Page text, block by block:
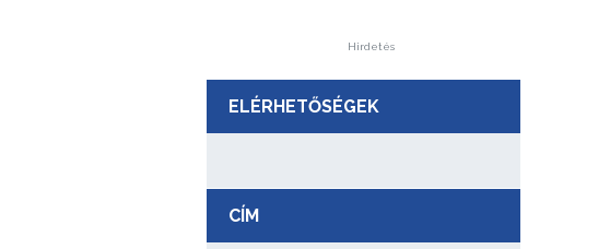
Hirdetés
ELÉRHETŐSÉGEK
CÍM